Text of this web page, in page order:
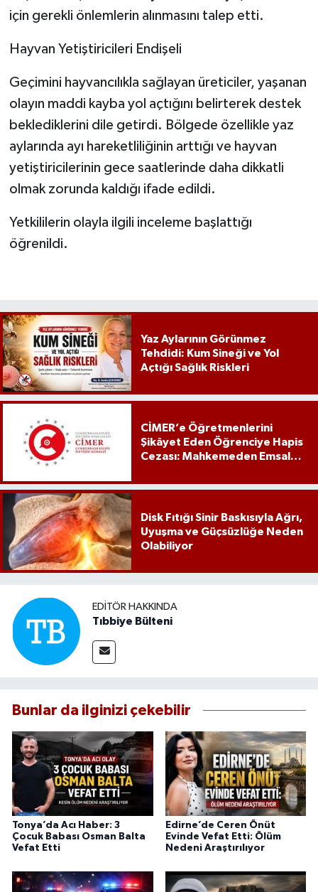
için gerekli önlemlerin alınmasını talep etti.
Hayvan Yetiştiricileri Endişeli
Geçimini hayvancılıkla sağlayan üreticiler, yaşanan
olayın maddi kayba yol açtığını belirterek destek
beklediklerini dile getirdi. Bölgede özellikle yaz
aylarında ayı hareketliliğinin arttığı ve hayvan
yetiştiricilerinin gece saatlerinde daha dikkatli
olmak zorunda kaldığı ifade edildi.
Yetkililerin olayla ilgili inceleme başlattığı
öğrenildi.
Yaz Aylarının Görünmez
Tehdidi: Kum Sineği ve Yol
Açtığı Sağlık Riskleri
CİMER’e Öğretmenlerini
Şikâyet Eden Öğrenciye Hapis
Cezası: Mahkemeden Emsal
Disk Fıtığı Sinir Baskısıyla Ağrı,
Uyuşma ve Güçsüzlüğe Neden
Olabiliyor
EDITÖR HAKKINDA
Tıbbiye Bülteni
Bunlar da ilginizi çekebilir
Tonya’da Acı Haber: 3
Çocuk Babası Osman Balta
Vefat Etti
Edirne’de Ceren Önüt
Evinde Vefat Etti: Ölüm
Nedeni Araştırılıyor